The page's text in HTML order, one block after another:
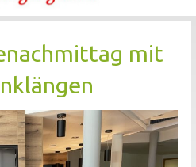
viele Möglichkeiten, das
zu unterstützen und zu mit